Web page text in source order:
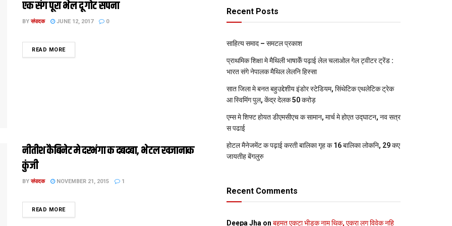
एक संग पूरा भेल दू गोट सपना
BY संपादक JUNE 12, 2017 0
READ MOREDETAILS
नीतीश कैबिनेट मे दरभंगा क दबदबा, भेटल खजानाक
कुंजी
BY संपादक NOVEMBER 21, 2015 1
READ MOREDETAILS
Recent Posts
साहित्य समाद – समटल प्रकाश
प्राथमिक शि‍क्षा मे मैथि‍ली भाषाकेँ पढ़ाई लेल चलाओल गेल ट्वीटर ट्रेंड :
भारत संगे नेपालक मैथिल लेलनि हिस्सा
सात जिला मे बनत बहुउद्देशीय इंडोर स्‍टेडि‍यम, सिंथेटिक एथलेटिक ट्रेक
आ स्विमिंग पुल, केंद्र देलक 50 करोड़
एम्स मे शिफ्ट होयत डीएमसीएच क सामान, मार्च मे होएत उद्घाटन, नव सत्र
स पढाई
होटल मैनेजमेंट क पढ़ाई करती बालिका गृह क 16 बालिका लोकनि, 29 कए
जायतीह बेंगलुरु
Recent Comments
Deepa Jha on बहुमत एकटा भीड़क नाम थिक, एकरा लग विवेक नहि